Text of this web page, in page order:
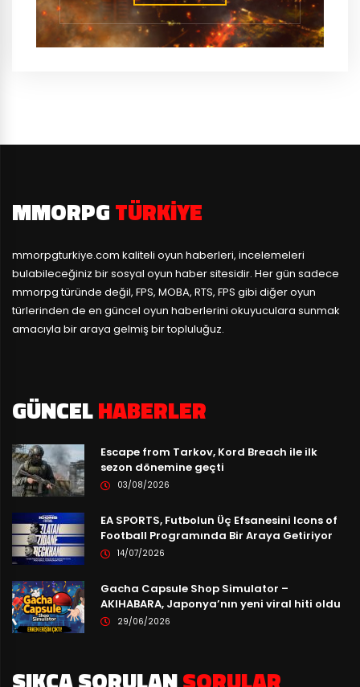
MMORPGTÜRKIYE
mmorpgturkiye.com kaliteli oyun haberleri, incelemeleri
bulabileceğiniz bir sosyal oyun haber sitesidir. Her gün sadece
mmorpg türünde değil, FPS, MOBA, RTS, FPS gibi diğer oyun
türlerinden de en güncel oyun haberlerini okuyuculara sunmak
amacıyla bir araya gelmiş bir topluluğuz.
GÜNCELHABERLER
Escape from Tarkov, Kord Breach ile ilk
sezon dönemine geçti
03/08/2026
EA SPORTS, Futbolun Üç Efsanesini Icons of
Football Programında Bir Araya Getiriyor
14/07/2026
Gacha Capsule Shop Simulator –
AKIHABARA, Japonya’nın yeni viral hiti oldu
29/06/2026